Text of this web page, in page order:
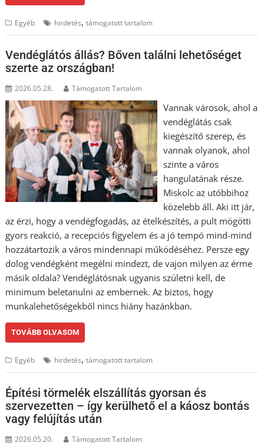
Egyéb hirdetés,támogatott tartalom
Vendéglátós állás? Bőven találni lehetőséget
szerte az országban!
2026.05.28. Támogatott Tartalom
Vannak városok, ahol a
vendéglátás csak
kiegészítő szerep, és
vannak olyanok, ahol
szinte a város
hangulatának része.
Miskolc az utóbbihoz
közelebb áll. Aki itt jár,
az érzi, hogy a vendégfogadás, az ételkészítés, a pult mögötti
gyors reakció, a recepciós figyelem és a jó tempó mind-mind
hozzátartozik a város mindennapi működéséhez. Persze egy
dolog vendégként megélni mindezt, de vajon milyen az érme
másik oldala? Vendéglátósnak ugyanis születni kell, de
minimum beletanulni az embernek. Az biztos, hogy
munkalehetőségekből nincs hiány hazánkban.
TOVÁBB OLVASOM
Egyéb hirdetés,támogatott tartalom
Építési törmelék elszállítás gyorsan és
szervezetten – így kerülhető el a káosz bontás
vagy felújítás után
2026.05.20. Támogatott Tartalom